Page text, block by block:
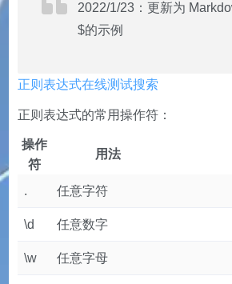
2022/1/23：更新为
$的示例
正则表达式在线测试搜索
正则表达式的常用操作符：
操作
符
用法
. 任意字符
\d 任意数字
\w 任意字母